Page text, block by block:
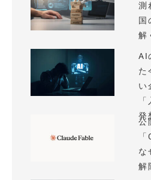
測
国
解
AI
た
い
発
公
な
解